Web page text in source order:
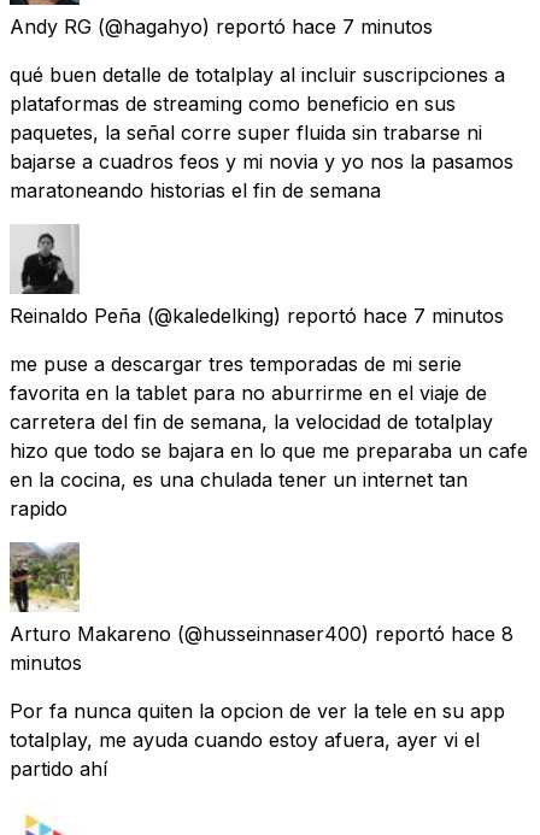
Andy RG (@hagahyo) reportó hace 7 minutos
qué buen detalle de totalplay al incluir suscripciones a
plataformas de streaming como beneficio en sus
paquetes, la señal corre super fluida sin trabarse ni
bajarse a cuadros feos y mi novia y yo nos la pasamos
maratoneando historias el fin de semana
Reinaldo Peña (@kaledelking) reportó hace 7 minutos
me puse a descargar tres temporadas de mi serie
favorita en la tablet para no aburrirme en el viaje de
carretera del fin de semana, la velocidad de totalplay
hizo que todo se bajara en lo que me preparaba un cafe
en la cocina, es una chulada tener un internet tan
rapido
Arturo Makareno (@husseinnaser400) reportó hace 8
minutos
Por fa nunca quiten la opcion de ver la tele en su app
totalplay, me ayuda cuando estoy afuera, ayer vi el
partido ahí